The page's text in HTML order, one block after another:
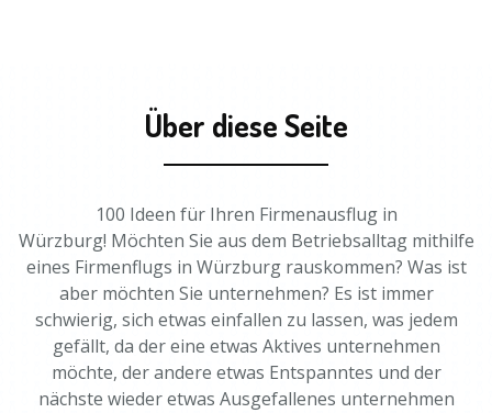
Über diese Seite
100 Ideen für Ihren Firmenausflug in
Würzburg! Möchten Sie aus dem Betriebsalltag mithilfe
eines Firmenflugs in Würzburg rauskommen? Was ist
aber möchten Sie unternehmen? Es ist immer
schwierig, sich etwas einfallen zu lassen, was jedem
gefällt, da der eine etwas Aktives unternehmen
möchte, der andere etwas Entspanntes und der
nächste wieder etwas Ausgefallenes unternehmen